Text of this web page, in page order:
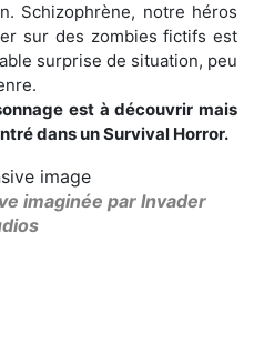
Schizophrène, notre héros
sur des zombies fictifs est
surprise de situation, peu
est à découvrir mais
dans un Survival Horror.
imaginée par Invader